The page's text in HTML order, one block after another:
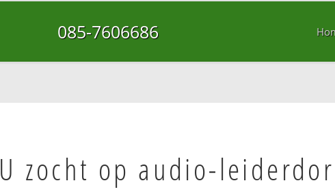
085-7606686
U zocht op audio-